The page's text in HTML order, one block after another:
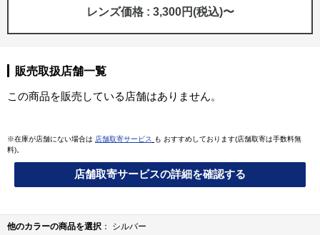
レンズ価格 : 3,300円(税込)〜
販売取扱店舗一覧
この商品を販売している店舗はありません。
※在庫が店舗にない場合は 店舗取寄サービス
も おすすめしております(店舗取寄は手数料無
料)。
店舗取寄サービスの詳細を確認する
他のカラーの商品を選択 シルバー